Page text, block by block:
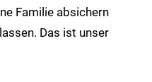
Familie absichern
Das ist unser